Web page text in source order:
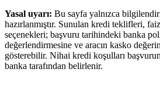
Yasal uyarı: Bu sayfa yalnızca
hazırlanmıştır. Sunulan kredi teklifleri,
seçenekleri; başvuru tarihindeki banka
değerlendirmesine ve aracın kasko
gösterebilir. Nihai kredi koşulları
banka tarafından belirlenir.